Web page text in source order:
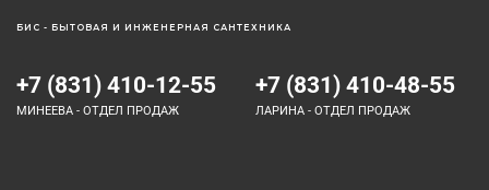
+7 (831) 410-12-55
МИНЕЕВА - ОТДЕЛ ПРОДАЖ
+7 (831) 410-48-55
ЛАРИНА - ОТДЕЛ ПРОДАЖ
БИС - БЫТОВАЯ И ИНЖЕНЕРНАЯ САНТЕХНИКА